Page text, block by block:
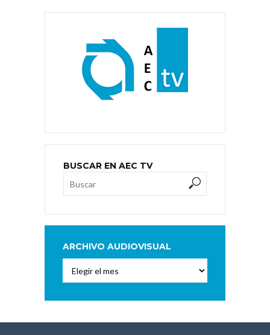
BUSCAR EN AEC TV
ARCHIVO AUDIOVISUAL
Audiovisual